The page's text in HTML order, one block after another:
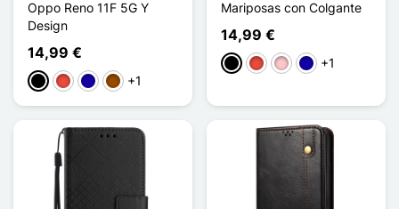
Oppo Reno 11F 5G Y
Design
14,99 €
NegroRojoAzul oscuro
Marrón
+1
Mariposas con Colgante
14,99 €
NegroRojoRosaAzul oscuro
+1